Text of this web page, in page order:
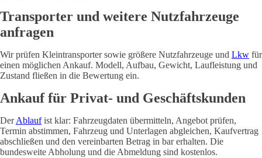
Transporter und weitere Nutzfahrzeuge
anfragen
Wir prüfen Kleintransporter sowie größere Nutzfahrzeuge und Lkw für
einen möglichen Ankauf. Modell, Aufbau, Gewicht, Laufleistung und
Zustand fließen in die Bewertung ein.
Ankauf für Privat- und Geschäftskunden
DerAblaufist klar: Fahrzeugdaten übermitteln, Angebot prüfen,
Termin abstimmen, Fahrzeug und Unterlagen abgleichen, Kaufvertrag
abschließen und den vereinbarten Betrag in bar erhalten. Die
bundesweite Abholung und die Abmeldung sind kostenlos.